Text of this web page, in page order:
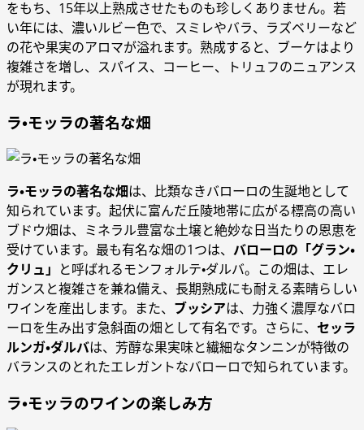
をもち、15年以上熟成させたものも珍しくありません。若
い年には、濃いルビー色で、スミレやバラ、ラズベリーなど
の花や果実のアロマが溢れます。熟成すると、ブーケはより
複雑さを増し、スパイス、コーヒー、トリュフのニュアンス
が現れます。
ラ・モッラの著名な畑
ラ・モッラの著名な畑は、比類なきバローロの生誕地として
知られています。起伏に富んだ丘陵地帯に広がる標高の高い
ブドウ畑は、ミネラル豊富な土壌と絶妙な日当たりの恩恵を
受けています。最も有名な畑の1つは、 バローロの「グラン・
クリュ」 と呼ばれるモンフォルテ・ダルバ。この畑は、エレ
ガンスと複雑さを兼ね備え、長期熟成にも耐える素晴らしい
ワインを産出します。また、 ブッシアは、力強く濃厚なバロ
ーロを生み出す急斜面の畑として有名です。さらに、 セッラ
ルンガ・ダルバは、芳醇な果実味と繊細なタンニンが特徴の
バランスのとれたエレガントなバローロで知られています。
ラ・モッラのワインの楽しみ方